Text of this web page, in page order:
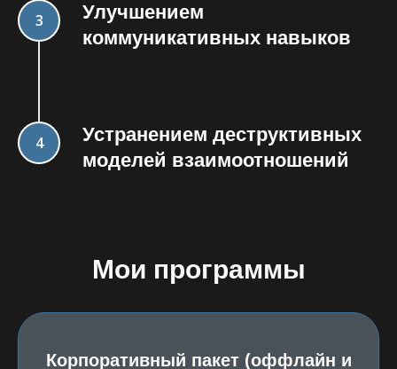
3
Улучшением
коммуникативных навыков
4
Устранением деструктивных
моделей взаимоотношений
Мои программы
Корпоративный пакет (оффлайн и